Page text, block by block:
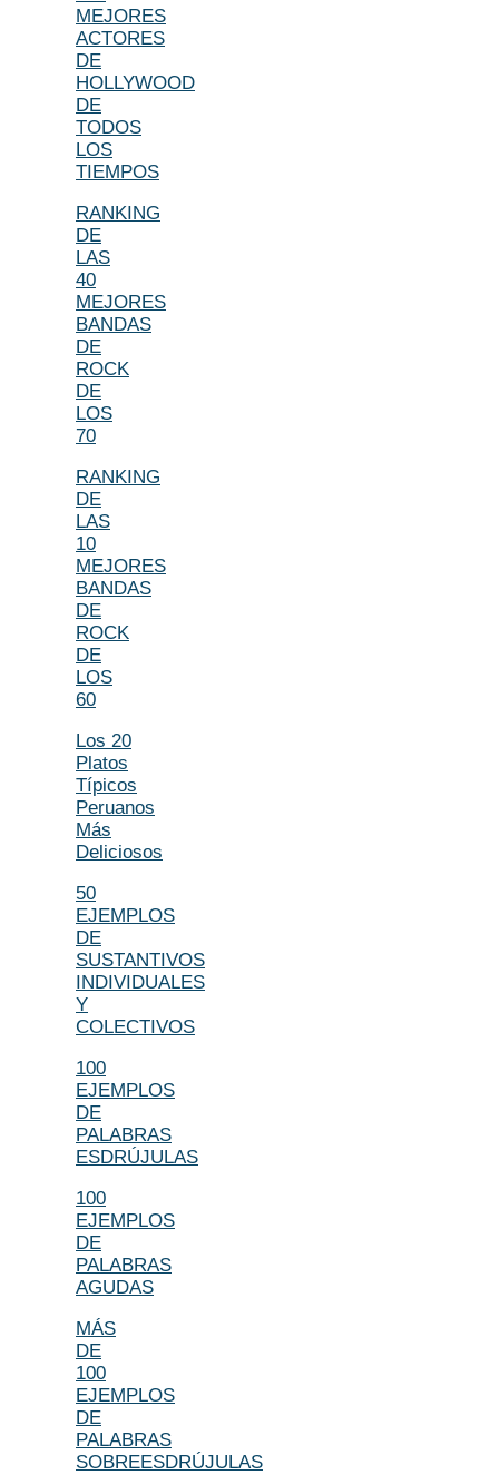
MEJORES
ACTORES
DE
HOLLYWOOD
DE
TODOS
LOS
TIEMPOS
RANKING
DE
LAS
40
MEJORES
BANDAS
DE
ROCK
DE
LOS
70
RANKING
DE
LAS
10
MEJORES
BANDAS
DE
ROCK
DE
LOS
60
Los 20
Platos
Típicos
Peruanos
Más
Deliciosos
50
EJEMPLOS
DE
SUSTANTIVOS
INDIVIDUALES
Y
COLECTIVOS
100
EJEMPLOS
DE
PALABRAS
ESDRÚJULAS
100
EJEMPLOS
DE
PALABRAS
AGUDAS
MÁS
DE
100
EJEMPLOS
DE
PALABRAS
SOBREESDRÚJULAS